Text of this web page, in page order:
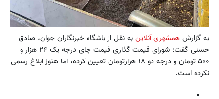
به گزارش همشهری آنلاین به نقل از باشگاه خبرنگاران جوان، صادق
حسنی گفت: شورای قیمت گذاری قیمت چای درجه یک ۲۴ هزار و
۵۰۰ تومان و درجه دو ۱۸ هزارتومان تعیین کرده، اما هنوز ابلاغ رسمی
نکرده است.